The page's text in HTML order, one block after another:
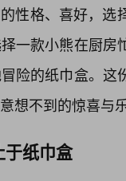
性格、喜好，选
一款小熊在厨
险的纸巾盒。
想不到的惊喜与
于纸巾盒